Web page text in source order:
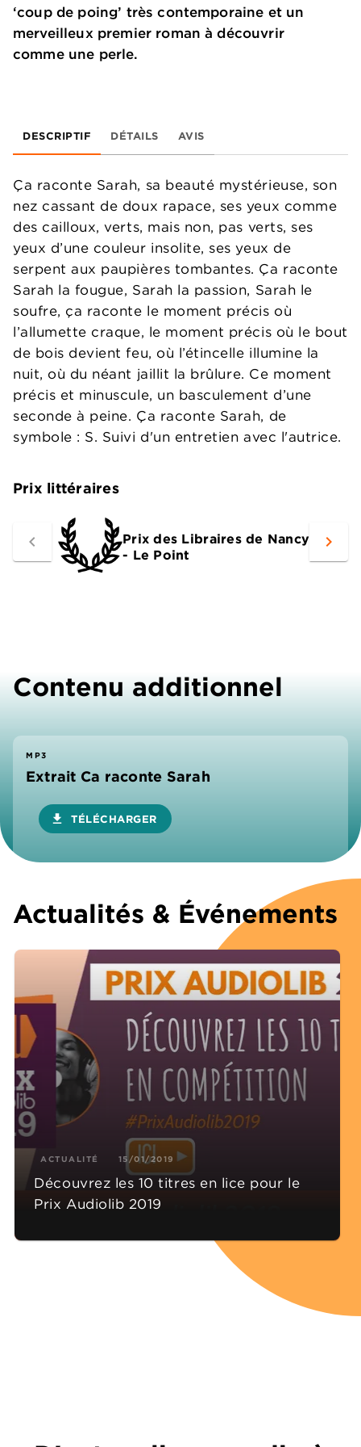
‘coup de poing’ très contemporaine et un
merveilleux premier roman à découvrir
comme une perle.
DESCRIPTIF DÉTAILS AVIS
Ça raconte Sarah, sa beauté mystérieuse, son
nez cassant de doux rapace, ses yeux comme
des cailloux, verts, mais non, pas verts, ses
yeux d’une couleur insolite, ses yeux de
serpent aux paupières tombantes. Ça raconte
Sarah la fougue, Sarah la passion, Sarah le
soufre, ça raconte le moment précis où
l’allumette craque, le moment précis où le bout
de bois devient feu, où l’étincelle illumine la
nuit, où du néant jaillit la brûlure. Ce moment
précis et minuscule, un basculement d’une
seconde à peine. Ça raconte Sarah, de
symbole : S. Suivi d'un entretien avec l'autrice.
Prix littéraires
navigate_before
Prix des Libraires de Nancy
- Le Point
navigate_next
Contenu additionnel
MP3
Extrait Ca raconte Sarah
download TÉLÉCHARGER
Actualités & Événements
ACTUALITÉ 15/01/2019
Découvrez les 10 titres en lice pour le
Prix Audiolib 2019